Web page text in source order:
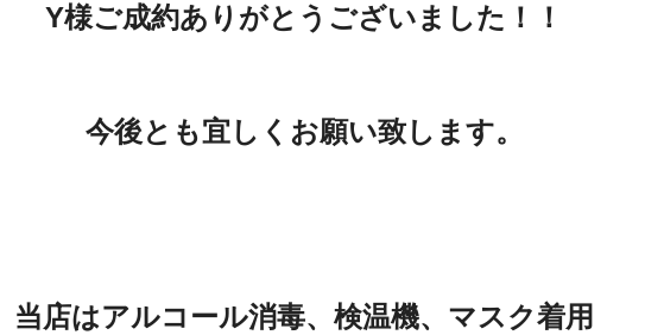
Y様ご成約ありがとうございました！！
今後とも宜しくお願い致します。
当店はアルコール消毒、検温機、マスク着用